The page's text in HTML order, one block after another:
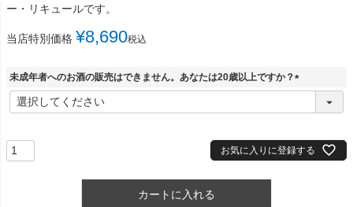
ー・リキュールです。
当店特別価格 ¥8,690税込
未成年者へのお酒の販売はできません。あなたは20歳以上ですか？
(
お気に入りに登録する
カートに入れる